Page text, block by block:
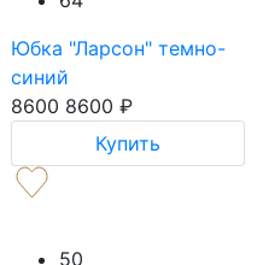
Юбка "Ларсон" темно-
синий
8600 8600 ₽
Купить
50